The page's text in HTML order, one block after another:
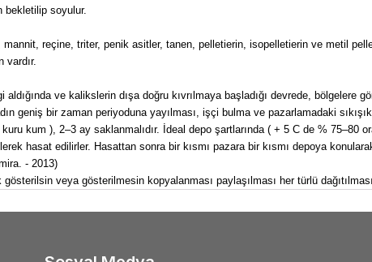
bekletilip soyulur.
reçine, triter, penik asitler, tanen, pelletierin, isopelletierin ve metil
vardır.
ve kalikslerin dışa doğru kıvrılmaya başladığı devrede, bölgelere
geniş bir zaman periyoduna yayılması, işçi bulma ve pazarlamadaki
kum ), 2–3 ay saklanmalıdır. İdeal depo şartlarında ( + 5 C de % 75–80
hasat edilirler. Hasattan sonra bir kısmı pazara bir kısmı depoya
- 2013)
veya gösterilmesin kopyalanması paylaşılması her türlü